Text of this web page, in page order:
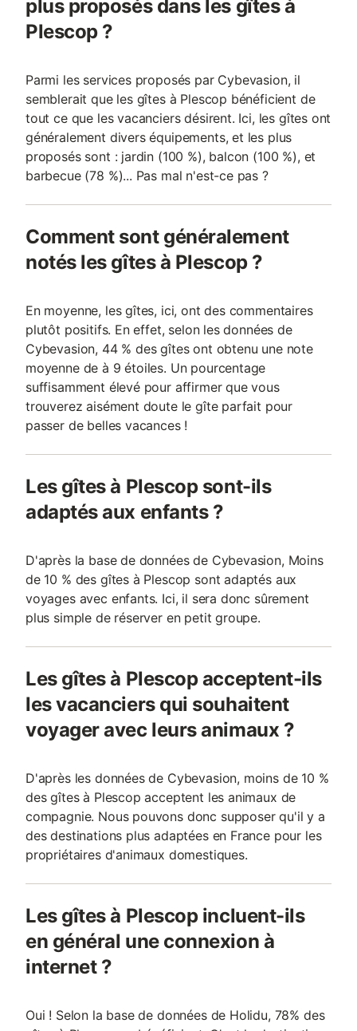
plus proposés dans les gîtes à
Plescop ?
Parmi les services proposés par Cybevasion, il
semblerait que les gîtes à Plescop bénéficient de
tout ce que les vacanciers désirent. Ici, les gîtes ont
généralement divers équipements, et les plus
proposés sont : jardin (100 %), balcon (100 %), et
barbecue (78 %)... Pas mal n'est-ce pas ?
Comment sont généralement
notés les gîtes à Plescop ?
En moyenne, les gîtes, ici, ont des commentaires
plutôt positifs. En effet, selon les données de
Cybevasion, 44 % des gîtes ont obtenu une note
moyenne de à 9 étoiles. Un pourcentage
suffisamment élevé pour affirmer que vous
trouverez aisément doute le gîte parfait pour
passer de belles vacances !
Les gîtes à Plescop sont-ils
adaptés aux enfants ?
D'après la base de données de Cybevasion, Moins
de 10 % des gîtes à Plescop sont adaptés aux
voyages avec enfants. Ici, il sera donc sûrement
plus simple de réserver en petit groupe.
Les gîtes à Plescop acceptent-ils
les vacanciers qui souhaitent
voyager avec leurs animaux ?
D'après les données de Cybevasion, moins de 10 %
des gîtes à Plescop acceptent les animaux de
compagnie. Nous pouvons donc supposer qu'il y a
des destinations plus adaptées en France pour les
propriétaires d'animaux domestiques.
Les gîtes à Plescop incluent-ils
en général une connexion à
internet ?
Oui ! Selon la base de données de Holidu, 78% des